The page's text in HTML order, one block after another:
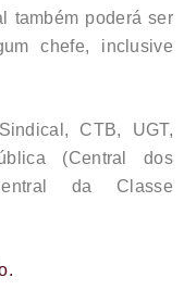
também poderá ser
chefe, inclusive
CTB, UGT,
(Central dos
da Classe